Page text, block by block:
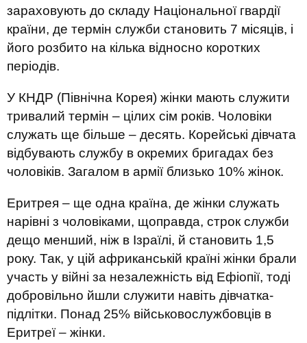
зараховують до складу Національної гвардії
країни, де термін служби становить 7 місяців, і
його розбито на кілька відносно коротких
періодів.
У КНДР (Північна Корея) жінки мають служити
тривалий термін – цілих сім років. Чоловіки
служать ще більше – десять. Корейські дівчата
відбувають службу в окремих бригадах без
чоловіків. Загалом в армії близько 10% жінок.
Еритрея – ще одна країна, де жінки служать
нарівні з чоловіками, щоправда, строк служби
дещо менший, ніж в Ізраїлі, й становить 1,5
року. Так, у цій африканській країні жінки брали
участь у війні за незалежність від Ефіопії, тоді
добровільно йшли служити навіть дівчатка-
підлітки. Понад 25% військовослужбовців в
Еритреї – жінки.